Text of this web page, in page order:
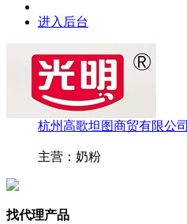
进入后台
杭州高歌坦图商贸有限公司
主营：奶粉
找代理产品